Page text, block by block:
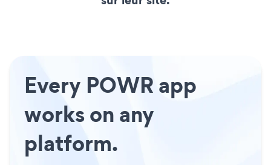
Every POWR app
works on any
platform.